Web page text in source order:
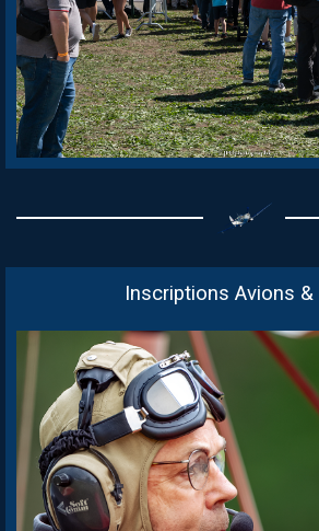
Inscriptions Avions